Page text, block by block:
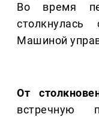
Во время
Машиной
От